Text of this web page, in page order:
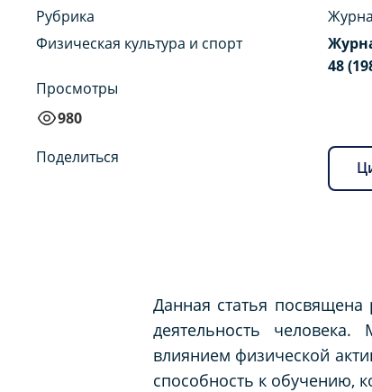
Рубрика
Физическая культура и спорт
Просмотры
980
48
Поделиться
Данная статья посвящена
деятельность
влиянием физической
способность к обучению,